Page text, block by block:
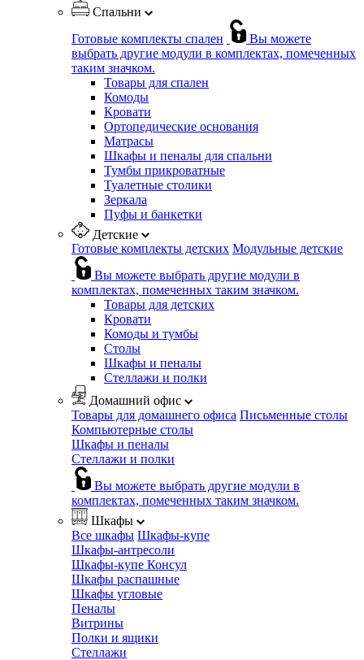
Спальни
Готовые комплекты спален
Вы можете
выбрать другие модули в комплектах, помеченных
таким значком.
Товары для спален
Комоды
Кровати
Ортопедические основания
Матрасы
Шкафы и пеналы для спальни
Тумбы прикроватные
Туалетные столики
Зеркала
Пуфы и банкетки
Детские
Готовые комплекты детских Модульные детские
Вы можете выбрать другие модули в
комплектах, помеченных таким значком.
Товары для детских
Кровати
Комоды и тумбы
Столы
Шкафы и пеналы
Стеллажи и полки
Домашний офис
Товары для домашнего офиса Письменные столы
Компьютерные столы
Шкафы и пеналы
Стеллажи и полки
Вы можете выбрать другие модули в
комплектах, помеченных таким значком.
Шкафы
Все шкафы Шкафы-купе
Шкафы-антресоли
Шкафы-купе Консул
Шкафы распашные
Шкафы угловые
Пеналы
Витрины
Полки и ящики
Стеллажи